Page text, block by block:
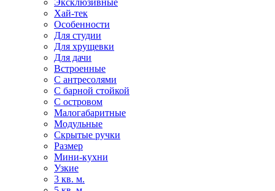
Эксклюзивные
Хай-тек
Особенности
Для студии
Для хрущевки
Для дачи
Встроенные
С антресолями
С барной стойкой
С островом
Малогабаритные
Модульные
Скрытые ручки
Размер
Мини-кухни
Узкие
3 кв. м.